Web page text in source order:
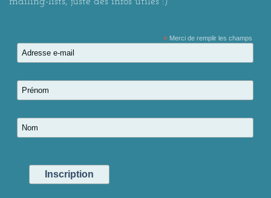
*Merci de remplir les champs